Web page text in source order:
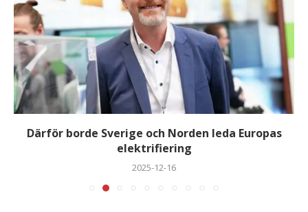
Därför borde Sverige och Norden leda Europas
elektrifiering
2025-12-16